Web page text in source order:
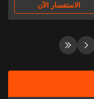
الاستفسار الآن